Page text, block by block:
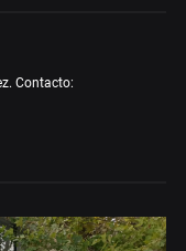
Contacto: